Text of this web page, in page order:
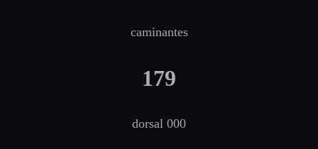
caminantes
179
dorsal 000